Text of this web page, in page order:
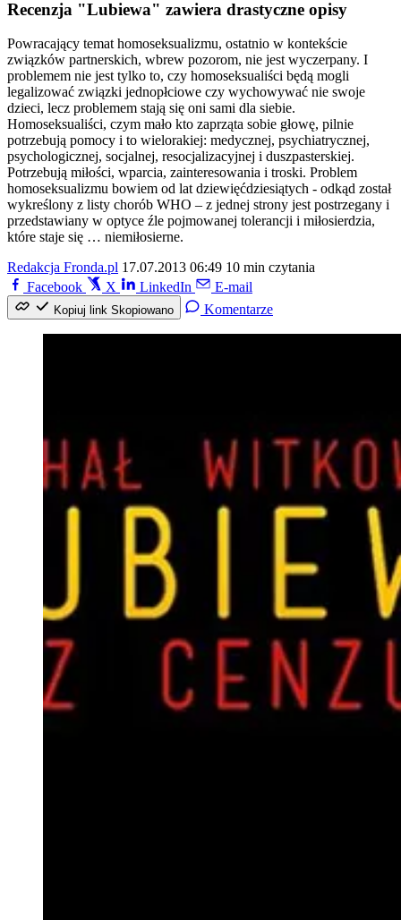
Recenzja "Lubiewa" zawiera drastyczne opisy
Powracający temat homoseksualizmu, ostatnio w kontekście
związków partnerskich, wbrew pozorom, nie jest wyczerpany. I
problemem nie jest tylko to, czy homoseksualiści będą mogli
legalizować związki jednopłciowe czy wychowywać nie swoje
dzieci, lecz problemem stają się oni sami dla siebie.
Homoseksualiści, czym mało kto zaprząta sobie głowę, pilnie
potrzebują pomocy i to wielorakiej: medycznej, psychiatrycznej,
psychologicznej, socjalnej, resocjalizacyjnej i duszpasterskiej.
Potrzebują miłości, wparcia, zainteresowania i troski. Problem
homoseksualizmu bowiem od lat dziewięćdziesiątych - odkąd został
wykreślony z listy chorób WHO – z jednej strony jest postrzegany i
przedstawiany w optyce źle pojmowanej tolerancji i miłosierdzia,
które staje się … niemiłosierne.
Redakcja Fronda.pl 17.07.2013 06:49 10 min czytania
Facebook
X LinkedIn E-mail
Kopiuj link Skopiowano Komentarze